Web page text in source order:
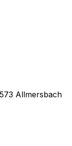
Allmersbach